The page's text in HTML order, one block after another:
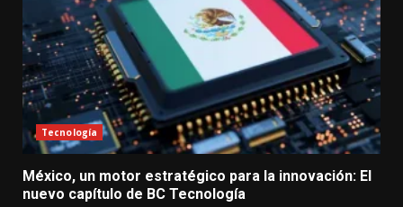
Tecnología
México, un motor estratégico para la innovación: El
nuevo capítulo de BC Tecnología